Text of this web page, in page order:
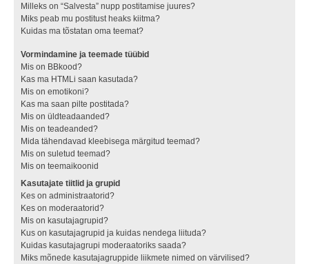
Milleks on “Salvesta” nupp postitamise juures?
Miks peab mu postitust heaks kiitma?
Kuidas ma tõstatan oma teemat?
Vormindamine ja teemade tüübid
Mis on BBkood?
Kas ma HTMLi saan kasutada?
Mis on emotikoni?
Kas ma saan pilte postitada?
Mis on üldteadaanded?
Mis on teadeanded?
Mida tähendavad kleebisega märgitud teemad?
Mis on suletud teemad?
Mis on teemaikoonid
Kasutajate tiitlid ja grupid
Kes on administraatorid?
Kes on moderaatorid?
Mis on kasutajagrupid?
Kus on kasutajagrupid ja kuidas nendega liituda?
Kuidas kasutajagrupi moderaatoriks saada?
Miks mõnede kasutajagruppide liikmete nimed on värvilised?